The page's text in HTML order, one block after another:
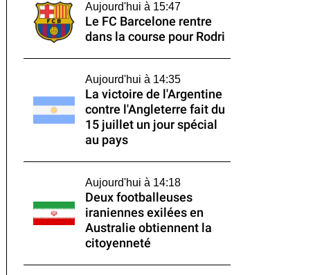
Aujourd'hui à 15:47
Le FC Barcelone rentre
dans la course pour Rodri
Aujourd'hui à 14:35
La victoire de l'Argentine
contre l'Angleterre fait du
15 juillet un jour spécial
au pays
Aujourd'hui à 14:18
Deux footballeuses
iraniennes exilées en
Australie obtiennent la
citoyenneté